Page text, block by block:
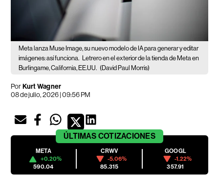
Meta lanza Muse Image, su nuevo modelo de IA para generar y editar
imágenes: así funciona. Letrero en el exterior de la tienda de Meta en
Burlingame, California, EE.UU. (David Paul Morris)
PorKurt Wagner
08 de julio, 2026 | 09:56 PM
ÚLTIMAS COTIZACIONES
META
+0.20%
590.04
CRWV
-5.06%
85.315
GOOGL
-1.22%
357.91